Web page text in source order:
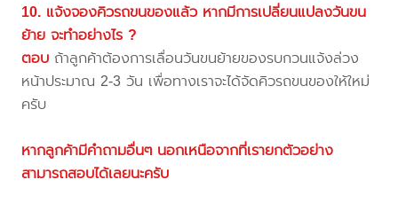
10. แจ้งจองคิวรถขนของแล้ว หากมีการเปลี่ยนแปลงวันขน
ย้าย จะทำอย่างไร ?
ตอบ ถ้าลูกค้าต้องการเลื่อนวันขนย้ายของรบกวนแจ้งล่วง
หน้าประมาณ 2-3 วัน เพื่อทางเราจะได้จัดคิวรถขนของให้ใหม่
ครับ
หากลูกค้ามีคำถามอื่นๆ นอกเหนือจากที่เรายกตัวอย่าง
สามารถสอบได้เลยนะครับ